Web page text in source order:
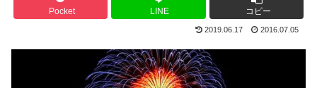
Pocket LINE コピー
2019.06.17 2016.07.05